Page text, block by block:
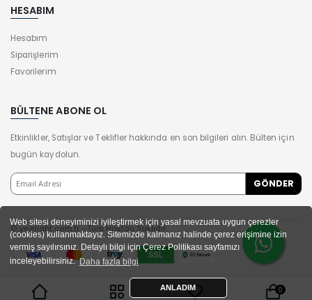
Web sitesi deneyiminizi iyileştirmek için yasal mevzuata uygun çerezler
(cookies) kullanmaktayız. Sitemizde kalmanız halinde çerez erişimine izin
vermiş sayılırsınız. Detaylı bilgi için Çerez Politikası sayfamızı
inceleyebilirsiniz.Daha fazla bilgi
ANLADIM
HESABIM
Hesabım
Siparişlerim
Favorilerim
BÜLTENE ABONE OL
Etkinlikler, Satışlar ve Teklifler hakkında en son bilgileri alın. Bülten için
bugün kaydolun.
© yeelight.com.tr - Tüm Hakları Saklıdır.
0